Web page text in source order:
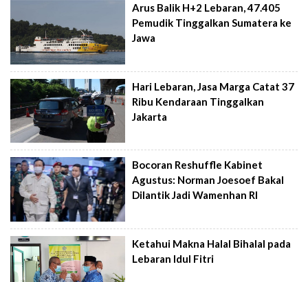
Arus Balik H+2 Lebaran, 47.405
Pemudik Tinggalkan Sumatera ke
Jawa
Hari Lebaran, Jasa Marga Catat 37
Ribu Kendaraan Tinggalkan
Jakarta
Bocoran Reshuffle Kabinet
Agustus: Norman Joesoef Bakal
Dilantik Jadi Wamenhan RI
Ketahui Makna Halal Bihalal pada
Lebaran Idul Fitri